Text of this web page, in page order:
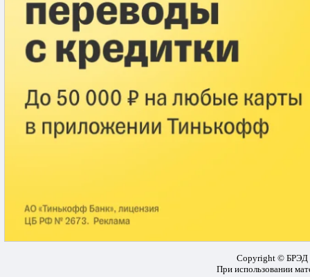
Copyright © БРЭД
При использовании